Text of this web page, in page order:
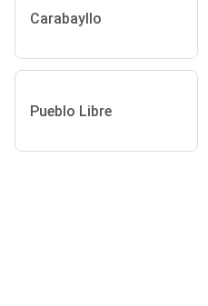
Carabayllo
Pueblo Libre